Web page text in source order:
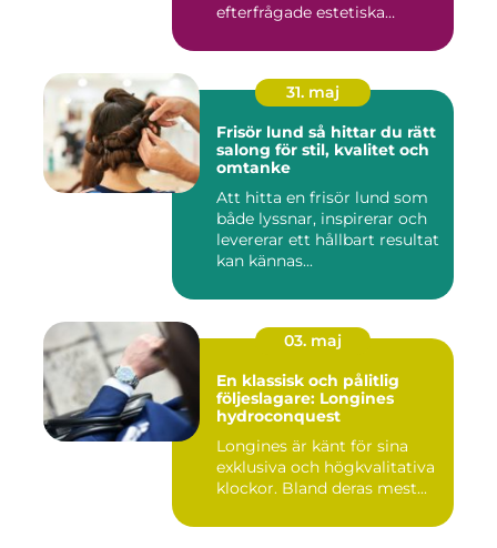
efterfrågade estetiska
31. maj
Frisör lund så hittar du rätt
salong för stil, kvalitet och
omtanke
Att hitta en frisör lund som
både lyssnar, inspirerar och
levererar ett hållbart resultat
kan kännas...
03. maj
En klassisk och pålitlig
följeslagare: Longines
hydroconquest
Longines är känt för sina
exklusiva och högkvalitativa
klockor. Bland deras mest...